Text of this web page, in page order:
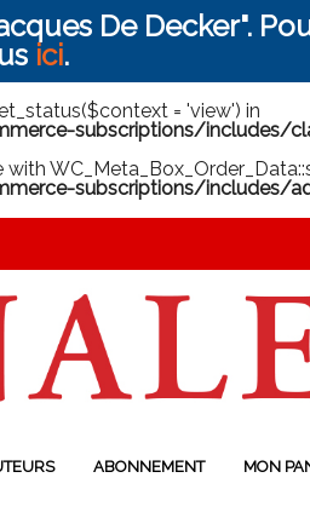
De Decker".
ici.
= 'view') in
subscriptions/includes/
subscriptions/includes/
ABONNEMENT MON